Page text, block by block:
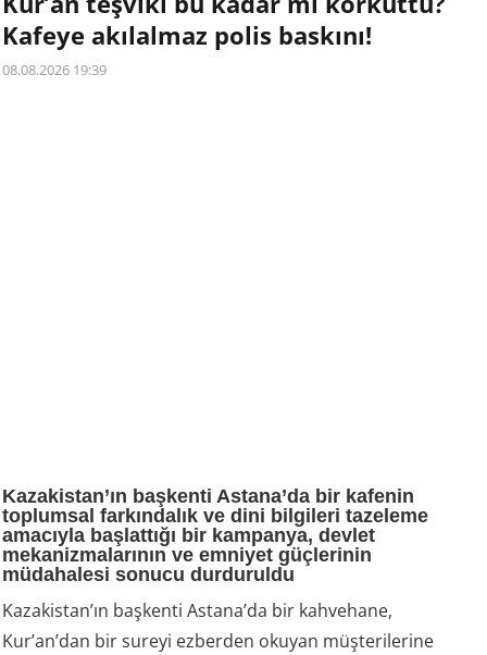
Kafeye akılalmaz polis baskını!
08.08.2026 19:39
Kazakistan’ın başkenti Astana’da bir kafenin
toplumsal farkındalık ve dini bilgileri tazeleme
amacıyla başlattığı bir kampanya, devlet
mekanizmalarının ve emniyet güçlerinin
müdahalesi sonucu durduruldu
Kazakistan’ın başkenti Astana’da bir kahvehane,
Kur’an’dan bir sureyi ezberden okuyan müşterilerine